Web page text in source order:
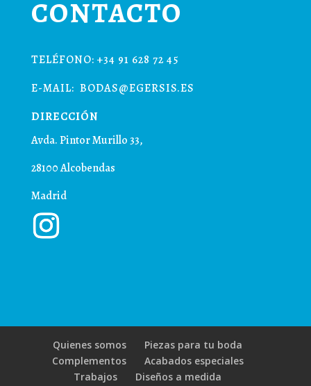
CONTACTO
TELÉFONO: +34 91 628 72 45
E-MAIL: BODAS@EGERSIS.ES
DIRECCIÓN
Avda. Pintor Murillo 33,
28100 Alcobendas
Madrid
Quienes somos
Piezas para tu boda
Complementos
Acabados especiales
Trabajos
Diseños a medida